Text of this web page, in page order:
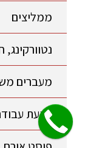
ממליצים
מעברים
הצעת שלחו